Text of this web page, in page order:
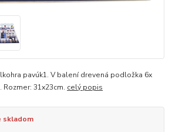
pavúk1. V balení drevená podložka 6x
Rozmer: 31x23cm. celý popis
skladom